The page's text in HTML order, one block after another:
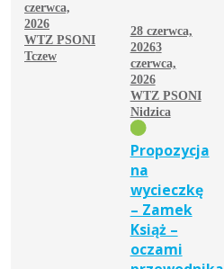
czerwca,
2026
WTZ PSONI
Tczew
28 czerwca,
20263
czerwca,
2026
WTZ PSONI
Nidzica
Propozycja
na
wycieczkę
– Zamek
Książ –
oczami